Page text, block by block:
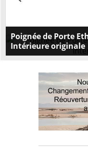
Poignée de Porte
Intérieure originale
originales
supérieure.
touche d'exception!